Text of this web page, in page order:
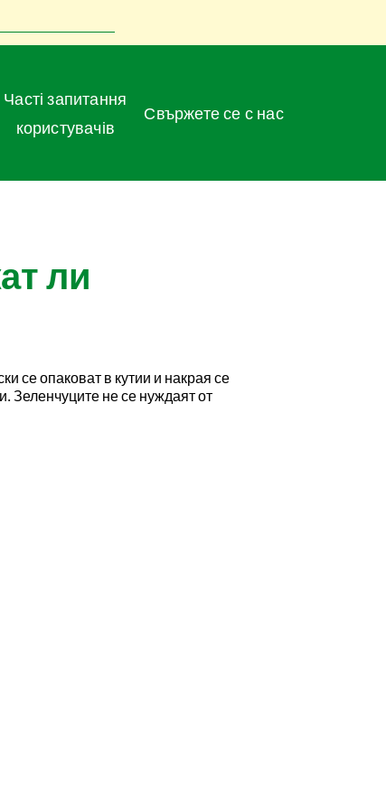
Часті запитання
користувачів
Свържете се с нас
ли
се опаковат в кутии и накрая се
Зеленчуците не се нуждаят от